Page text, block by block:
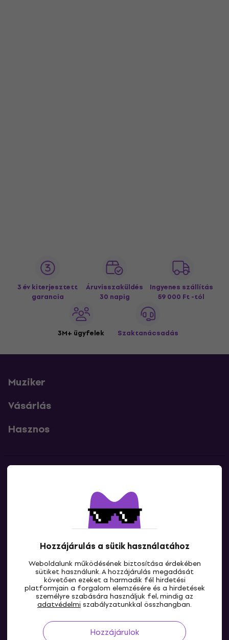
Hozzájárulás a sütik használatához
Weboldalunk működésének biztosítása érdekében
sütiket használunk. A hozzájárulás megadását
követően ezeket a harmadik fél hirdetési
platformjain a forgalom elemzésére és a hirdetések
személyre szabására használjuk fel, mindig az
adatvédelmi szabályzatunkkal összhangban.
Hozzájárulok
3 év kiterjesztett
garancia
Áruvisszaküldés
30 napig
Ingyenes szállítás
59 000 Ft -tól
3M+ ügyfelek Szaktanácsadás
Muziker
Vásárlás
Hasznos
Lépj kapcsolatba velünk
HU